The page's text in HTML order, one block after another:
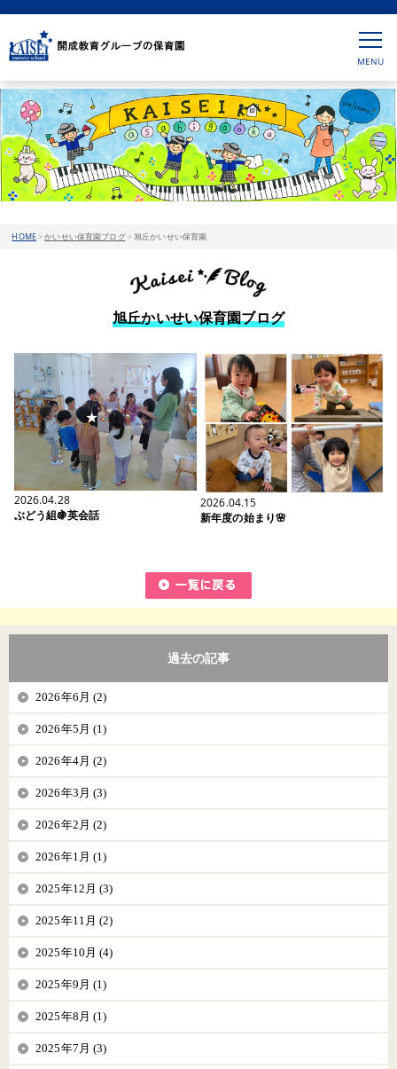
HOME>かいせい保育園ブログ>旭丘かいせい保育園
旭丘かいせい保育園ブログ
2026.04.28
ぶどう組🍇英会話
2026.04.15
新年度の始まり🌸
過去の記事
2026年6月 (2)
2026年5月 (1)
2026年4月 (2)
2026年3月 (3)
2026年2月 (2)
2026年1月 (1)
2025年12月 (3)
2025年11月 (2)
2025年10月 (4)
2025年9月 (1)
2025年8月 (1)
2025年7月 (3)